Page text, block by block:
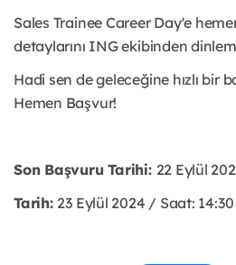
Sales Trainee Career Day'e
detaylarını ING ekibinden
Hadi sen de geleceğine hızlı bir
Hemen Başvur!
Son Başvuru Tarihi: 22 Eylül
Tarih: 23 Eylül 2024 / Saat: 14:30